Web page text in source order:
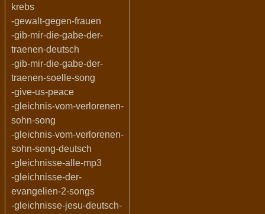
krebs
-gewalt-gegen-frauen
-gib-mir-die-gabe-der-
traenen-deutsch
-gib-mir-die-gabe-der-
traenen-soelle-song
-give-us-peace
-gleichnis-vom-verlorenen-
sohn-song
-gleichnis-vom-verlorenen-
sohn-song-deutsch
-gleichnisse-alle-mp3
-gleichnisse-der-
evangelien-2-songs
-gleichnisse-jesu-deutsch-